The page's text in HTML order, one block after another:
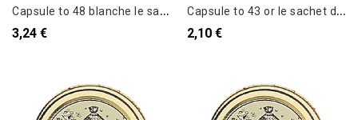
C
apsule to 48 blanche le sachet de 20
3,24 €
C
apsule to 43 or le sachet de 10
2,10 €